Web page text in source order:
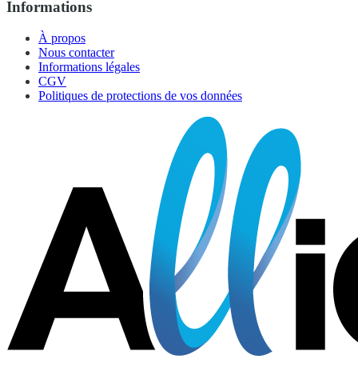
Informations
À propos
Nous contacter
Informations légales
CGV
Politiques de protections de vos données